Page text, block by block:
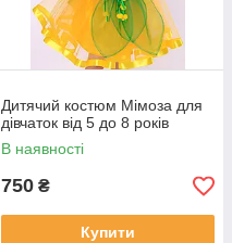
Дитячий костюм Мімоза для
дівчаток від 5 до 8 років
В наявності
750 ₴
Купити